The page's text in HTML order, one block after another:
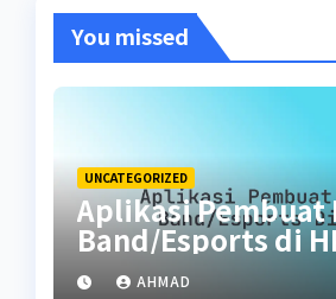
You missed
UNCATEGORIZED
Aplikasi Pembuat
Band/Esports di
AHMAD